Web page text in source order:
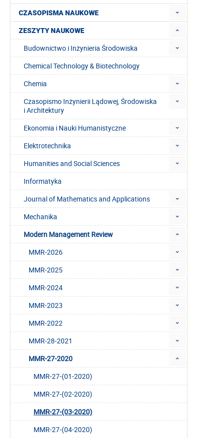
CZASOPISMA NAUKOWE
ZESZYTY NAUKOWE
Budownictwo i Inżynieria Środowiska
Chemical Technology & Biotechnology
Chemia
Czasopismo Inżynierii Lądowej, Środowiska
i Architektury
Ekonomia i Nauki Humanistyczne
Elektrotechnika
Humanities and Social Sciences
Informatyka
Journal of Mathematics and Applications
Mechanika
Modern Management Review
MMR-2026
MMR-2025
MMR-2024
MMR-2023
MMR-2022
MMR-28-2021
MMR-27-2020
MMR-27-(01-2020)
MMR-27-(02-2020)
MMR-27-(03-2020)
MMR-27-(04-2020)